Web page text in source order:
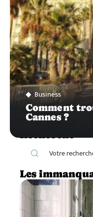
Business
Comment
Cannes ?
Recherche
Les